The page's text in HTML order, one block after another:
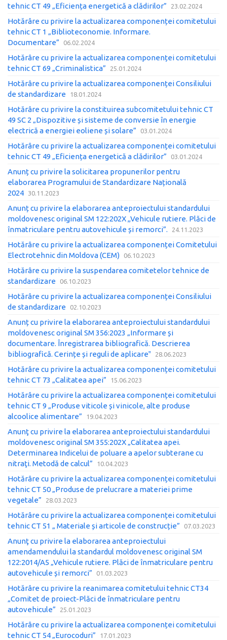
tehnic CT 49 „Eficiența energetică a clădirilor” 23.02.2024
Hotărâre cu privire la actualizarea componenței comitetului
tehnic CT 1 „Biblioteconomie. Informare.
Documentare”
06.02.2024
Hotărâre cu privire la actualizarea componenței comitetului
tehnic CT 69 „Criminalistica”
25.01.2024
Hotărâre cu privire la actualizarea componenței Consiliului
de standardizare
18.01.2024
Hotărâre cu privire la constituirea subcomitetului tehnic CT
49 SC 2 „Dispozitive și sisteme de conversie în energie
electrică a energiei eoliene și solare”
03.01.2024
Hotărâre cu privire la actualizarea componenței comitetului
tehnic CT 49 „Eficiența energetică a clădirilor”
03.01.2024
Anunț cu privire la solicitarea propunerilor pentru
elaborarea Programului de Standardizare Națională
2024
30.11.2023
Anunț cu privire la elaborarea anteproiectului standardului
moldovenesc original SM 122:202X ,,Vehicule rutiere. Plăci de
înmatriculare pentru autovehicule și remorci”.
24.11.2023
Hotărâre cu privire la actualizarea componenței Comitetului
Electrotehnic din Moldova (CEM)
06.10.2023
Hotărâre cu privire la suspendarea comitetelor tehnice de
standardizare
06.10.2023
Hotărâre cu privire la actualizarea componenței Consiliului
de standardizare
02.10.2023
Anunț cu privire la elaborarea anteproiectului standardului
moldovenesc original SM 356:2023 „Informare și
documentare. Înregistrarea bibliografică. Descrierea
bibliografică. Cerințe și reguli de aplicare‟
28.06.2023
Hotărâre cu privire la actualizarea componenței comitetului
tehnic CT 73 „Calitatea apei”
15.06.2023
Hotărâre cu privire la actualizarea componenței comitetului
tehnic CT 9 „Produse viticole și vinicole, alte produse
alcoolice alimentare”
19.04.2023
Anunţ cu privire la elaborarea anteproiectului standardului
moldovenesc original SM 355:202X „Calitatea apei.
Determinarea Indicelui de poluare a apelor subterane cu
nitraţi. Metodă de calcul”
10.04.2023
Hotărâre cu privire la actualizarea componenței comitetului
tehnic CT 50 „Produse de prelucrare a materiei prime
vegetale”
28.03.2023
Hotărâre cu privire la actualizarea componenței comitetului
tehnic CT 51 „ Materiale și articole de construcție”
07.03.2023
Anunţ cu privire la elaborarea anteproiectului
amendamendului la standardul moldovenesc original SM
122:2014/A5 „Vehicule rutiere. Plăci de înmatriculare pentru
autovehicule și remorci”
01.03.2023
Hotărâre cu privire la reanimarea comitetului tehnic CT34
„Comitet de proiect-Plăci de înmatriculare pentru
autovehicule”
25.01.2023
Hotărâre cu privire la actualizarea componenței comitetului
tehnic CT 54 „Eurocoduri”
17.01.2023